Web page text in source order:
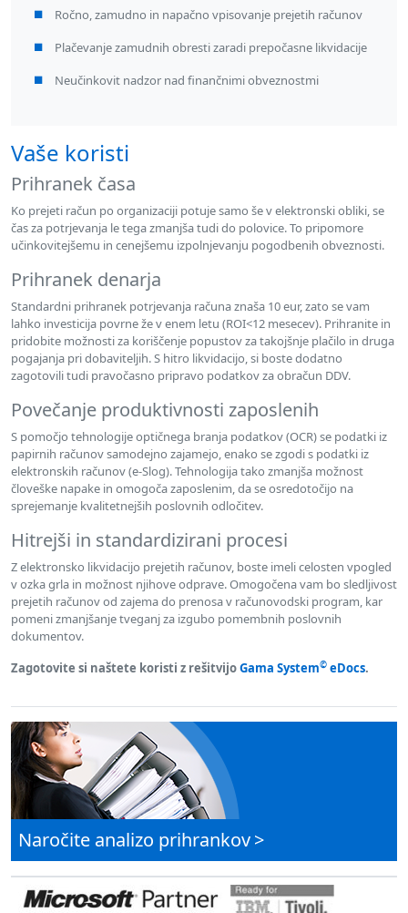
Ročno, zamudno in napačno vpisovanje prejetih računov
Plačevanje zamudnih obresti zaradi prepočasne likvidacije
Neučinkovit nadzor nad finančnimi obveznostmi
Vaše koristi
Prihranek časa
Ko prejeti račun po organizaciji potuje samo še v elektronski obliki, se
čas za potrjevanja le tega zmanjša tudi do polovice. To pripomore
učinkovitejšemu in cenejšemu izpolnjevanju pogodbenih obveznosti.
Prihranek denarja
Standardni prihranek potrjevanja računa znaša 10 eur, zato se vam
lahko investicija povrne že v enem letu (ROI<12 mesecev). Prihranite in
pridobite možnosti za koriščenje popustov za takojšnje plačilo in druga
pogajanja pri dobaviteljih. S hitro likvidacijo, si boste dodatno
zagotovili tudi pravočasno pripravo podatkov za obračun DDV.
Povečanje produktivnosti zaposlenih
S pomočjo tehnologije optičnega branja podatkov (OCR) se podatki iz
papirnih računov samodejno zajamejo, enako se zgodi s podatki iz
elektronskih računov (e-Slog). Tehnologija tako zmanjša možnost
človeške napake in omogoča zaposlenim, da se osredotočijo na
sprejemanje kvalitetnejših poslovnih odločitev.
Hitrejši in standardizirani procesi
Z elektronsko likvidacijo prejetih računov, boste imeli celosten vpogled
v ozka grla in možnost njihove odprave. Omogočena vam bo sledljivost
prejetih računov od zajema do prenosa v računovodski program, kar
pomeni zmanjšanje tveganj za izgubo pomembnih poslovnih
dokumentov.
Zagotovite si naštete koristi z rešitvijoGama System© eDocs.
Naročite analizo prihrankov>